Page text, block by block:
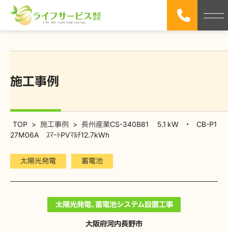
施工事例
TOP > 施工事例 >
長州産業CS-340B81 5.1 kW ・ CB-P1
27M06A ｽﾏｰﾄPVﾏﾙﾁ12.7kWh
太陽光発電 蓄電池
太陽光発電、蓄電池システム設置工事
大阪府河内長野市